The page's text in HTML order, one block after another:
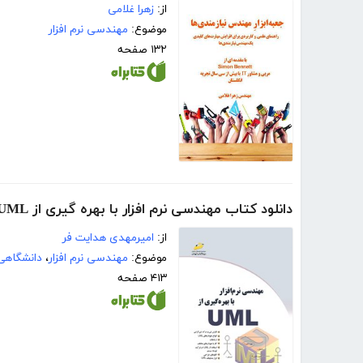
از: زهرا غلامی
موضوع: مهندسی نرم افزار
۱۳۲ صفحه
دانلود کتاب مهندسی نرم افزار با بهره گیری از UML
از: امیرمهدی هدایت فر
موضوع: مهندسی نرم افزار،
۴۱۳ صفحه